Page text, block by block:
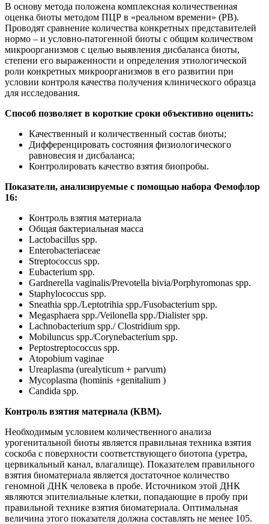
В основу метода положена комплексная количественная
оценка биоты методом ПЦР в «реальном времени» (РВ).
Проводят сравнение количества конкретных представителей
нормо – и условно-патогенной биоты с общим количеством
микроорганизмов с целью выявления дисбаланса биоты,
степени его выраженности и определения этиологической
роли конкретных микроорганизмов в его развитии при
условии контроля качества получения клинического образца
для исследования.
Способ позволяет в короткие сроки объективно оценить:
Качественный и количественный состав биоты;
Дифференцировать состояния физиологического
равновесия и дисбаланса;
Контролировать качество взятия биопробы.
Показатели, анализируемые с помощью набора Фемофлор
16:
Контроль взятия материала
Общая бактериальная масса
Lactobacillus spp.
Enterobacteriaceae
Streptococcus spp.
Eubacterium spp.
Gardnerella vaginalis/Prevotella bivia/Porphyromonas spp.
Staphylococcus spp.
Sneathia spp./Leptotrihia spp./Fusobacterium spp.
Megasphaera spp./Veilonella spp./Dialister spp.
Lachnobacterium spp./ Clostridium spp.
Mobiluncus spp./Corynebacterium spp.
Peptostreptococcus spp.
Atopobium vaginae
Ureaplasma (urealyticum + parvum)
Mycoplasma (hominis +genitalium )
Candida spp.
Контроль взятия материала (КВМ).
Необходимым условием количественного анализа
урогенитальной биоты является правильная техника взятия
соскоба с поверхности соответствующего биотопа (уретра,
цервикальный канал, влагалище). Показателем правильного
взятия биоматериала является достаточное количество
геномной ДНК человека в пробе. Источником этой ДНК
являются эпителиальные клетки, попадающие в пробу при
правильной технике взятия биоматериала. Оптимальная
величина этого показателя должна составлять не менее 105.